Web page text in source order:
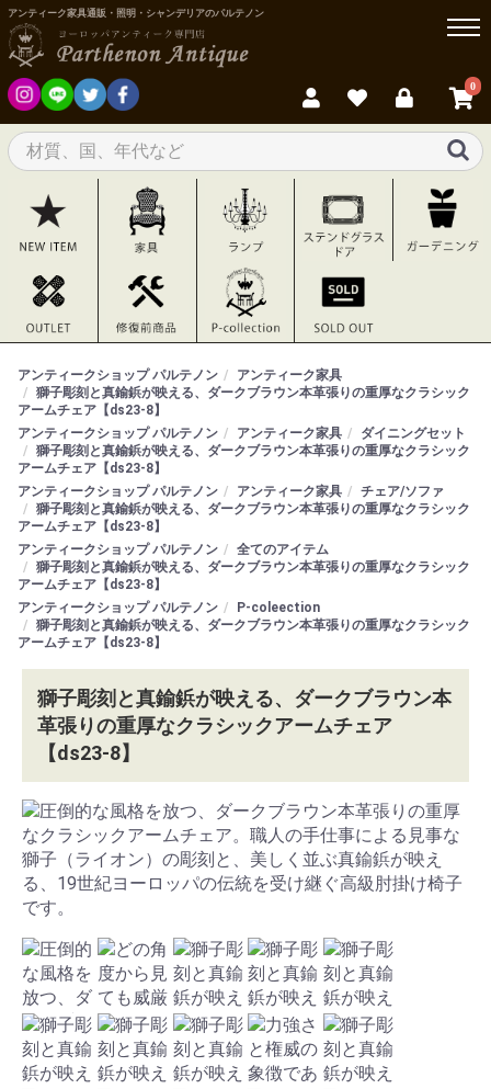
アンティーク家具通販・照明・シャンデリアのパルテノン
0
アンティークショップ パルテノン
アンティーク家具
獅子彫刻と真鍮鋲が映える、ダークブラウン本革張りの重厚なクラシック
アームチェア【ds23-8】
アンティークショップ パルテノン
アンティーク家具
ダイニングセット
獅子彫刻と真鍮鋲が映える、ダークブラウン本革張りの重厚なクラシック
アームチェア【ds23-8】
アンティークショップ パルテノン
アンティーク家具
チェア/ソファ
獅子彫刻と真鍮鋲が映える、ダークブラウン本革張りの重厚なクラシック
アームチェア【ds23-8】
アンティークショップ パルテノン
全てのアイテム
獅子彫刻と真鍮鋲が映える、ダークブラウン本革張りの重厚なクラシック
アームチェア【ds23-8】
アンティークショップ パルテノン
P-coleection
獅子彫刻と真鍮鋲が映える、ダークブラウン本革張りの重厚なクラシック
アームチェア【ds23-8】
獅子彫刻と真鍮鋲が映える、ダークブラウン本
革張りの重厚なクラシックアームチェア
【ds23-8】